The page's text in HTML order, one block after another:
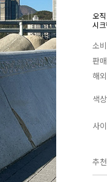
오
시
소
판
해
색상
사
추